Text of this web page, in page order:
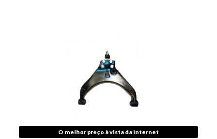
O melhor preço à vista da internet